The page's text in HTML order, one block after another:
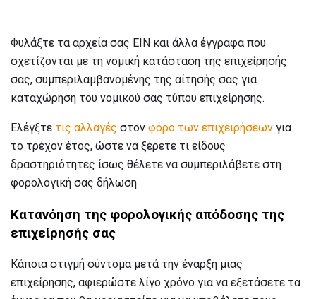
Φυλάξτε τα αρχεία σας EIN και άλλα έγγραφα που
σχετίζονται με τη νομική κατάσταση της επιχείρησής
σας, συμπεριλαμβανομένης της αίτησής σας για
καταχώρηση του νομικού σας τύπου επιχείρησης.
Ελέγξτε τις αλλαγές στον φόρο των επιχειρήσεων για
το τρέχον έτος, ώστε να ξέρετε τι είδους
δραστηριότητες ίσως θέλετε να συμπεριλάβετε στη
φορολογική σας δήλωση
Κατανόηση της φορολογικής απόδοσης της
επιχείρησής σας
Κάποια στιγμή σύντομα μετά την έναρξη μιας
επιχείρησης, αφιερώστε λίγο χρόνο για να εξετάσετε τα